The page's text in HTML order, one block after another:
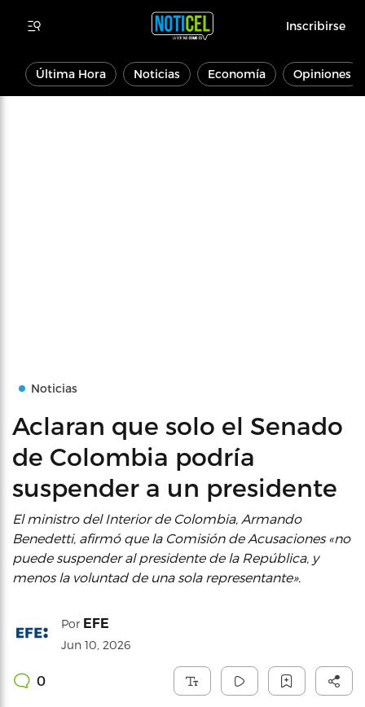
Inscribirse
Última Hora Noticias Economía Opiniones
Noticias
Aclaran que solo el Senado
de Colombia podría
suspender a un presidente
El ministro del Interior de Colombia, Armando
Benedetti, afirmó que la Comisión de Acusaciones «no
puede suspender al presidente de la República, y
menos la voluntad de una sola representante».
Por EFE
Jun 10, 2026
0